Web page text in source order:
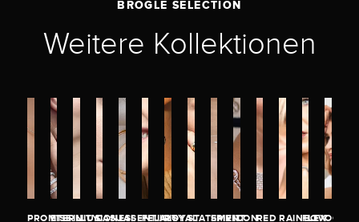
BROGLE SELECTION
Weitere Kollektionen
PROMISEETERNITY
ILLUSION
CASUALESSENTIALS
FELICITY
ROYALSTATEMENT
SPIRITICONRED RAINBOW
FLEX